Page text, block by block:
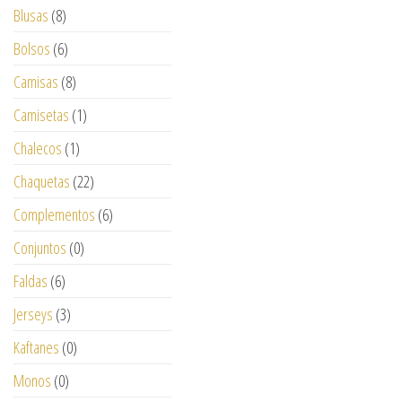
Blusas (8)
Bolsos (6)
Camisas (8)
Camisetas (1)
Chalecos (1)
Chaquetas (22)
Complementos (6)
Conjuntos (0)
Faldas (6)
Jerseys (3)
Kaftanes (0)
Monos (0)